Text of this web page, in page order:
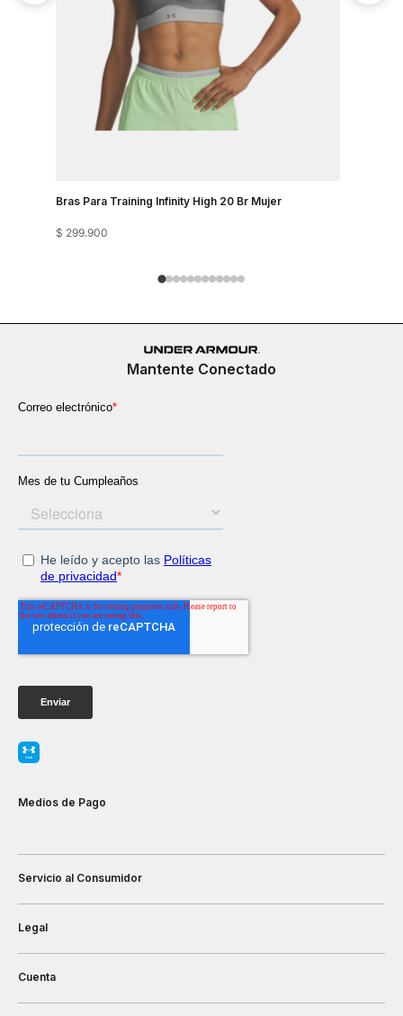
Bras Para Training Infinity High 20 Br Mujer
$ 299.900
Mantente Conectado
Medios de Pago
Servicio al Consumidor
Legal
Cuenta